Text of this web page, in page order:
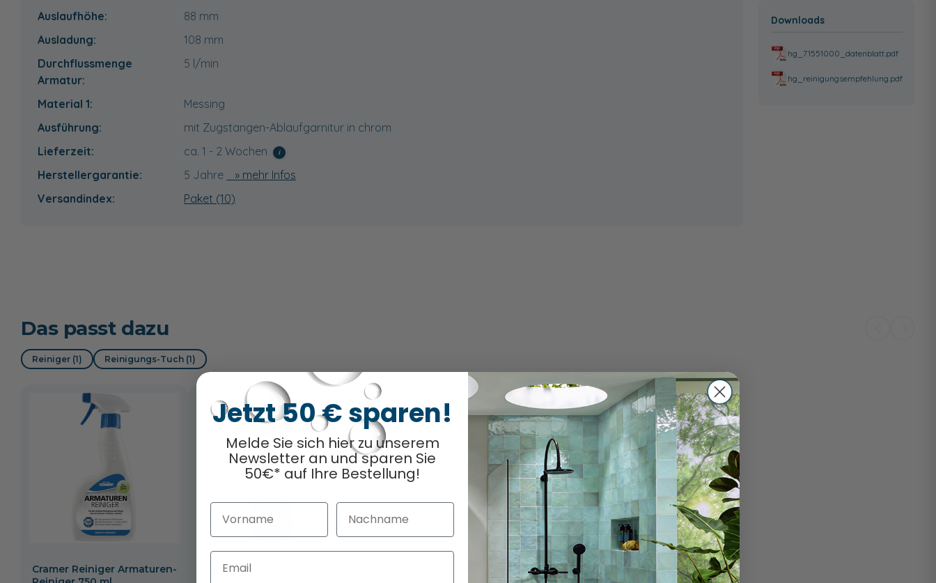
Auslaufhöhe:
88 mm
Ausladung:
108 mm
Durchflussmenge
Armatur:
5 l/min
Material 1:
Messing
Ausführung:
mit Zugstangen-Ablaufgarnitur in chrom
Lieferzeit:
ca. 1 - 2 Wochen i
Herstellergarantie: 5 Jahre
» mehr Infos
Versandindex:
Paket (10)
Downloads
hg_71551000_datenblatt.pdf
hg_reinigungsempfehlung.pdf
Das passt dazu
Reiniger (1) Reinigungs-Tuch (1)
Cramer Reiniger Armaturen-
Cramer Reinigungs-Tuch
Jetzt 50 € sparen!
Melde Sie sich hier zu unserem
Newsletter an und sparen Sie
50€* auf Ihre Bestellung!
Vorname Nachname
Email